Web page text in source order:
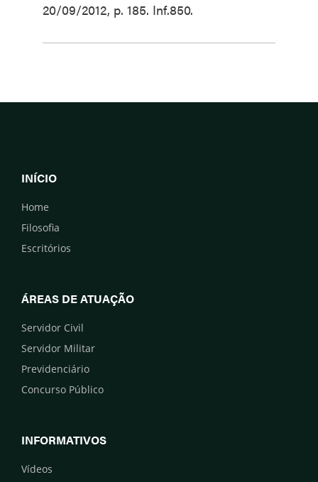
20/09/2012, p. 185. Inf.850.
INÍCIO
Home
Filosofia
Escritórios
ÁREAS DE ATUAÇÃO
Servidor Civil
Servidor Militar
Previdenciário
Concurso Público
INFORMATIVOS
Vídeos